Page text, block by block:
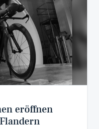
eröffnen